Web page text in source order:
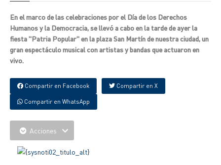
En el marco de las celebraciones por el Día de los Derechos
Humanos y la Democracia, se llevó a cabo en la tarde de ayer la
fiesta "Patria Popular" en la plaza San Martín de nuestra ciudad, un
gran espectáculo musical con artistas y bandas que actuaron en
vivo.
Compartir en Facebook Compartir en X
Compartir en WhatsApp
Acciones